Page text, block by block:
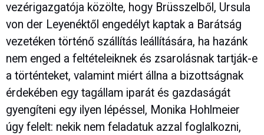
vezérigazgatója közölte, hogy Brüsszelből, Ursula
von der Leyenéktől engedélyt kaptak a Barátság
vezetéken történő szállítás leállítására, ha hazánk
nem enged a feltételeiknek és zsarolásnak tartják-e
a történteket, valamint miért állna a bizottságnak
érdekében egy tagállam iparát és gazdaságát
gyengíteni egy ilyen lépéssel, Monika Hohlmeier
úgy felelt: nekik nem feladatuk azzal foglalkozni,